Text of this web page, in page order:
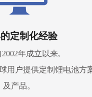
定制化经验
年成立以来,
用户提供定制锂电池方
及产品。